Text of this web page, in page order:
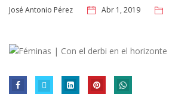
José Antonio Pérez Abr 1, 2019